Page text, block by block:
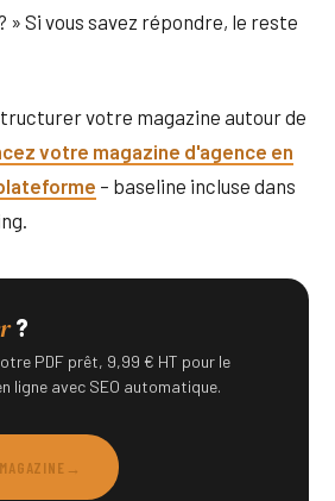
» Si vous savez répondre, le reste
votre magazine autour de
votre magazine d'agence en
– baseline incluse dans
?
PDF prêt, 9,99 € HT pour le
ligne avec SEO automatique.
→